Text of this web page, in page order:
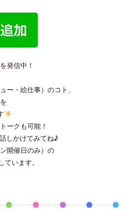
発信中！
ー・絵仕事）のコト、
ークも可能！
しかけてみてね♪
開催日のみ）の
ています。